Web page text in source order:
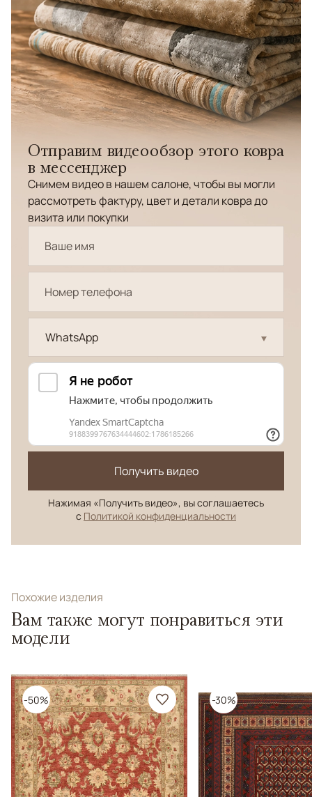
Отправим видеообзор этого ковра
в мессенджер
Снимем видео в нашем салоне, чтобы вы могли
рассмотреть фактуру, цвет и детали ковра до
визита или покупки
WhatsApp
Получить видео
Нажимая «Получить видео», вы соглашаетесь
с Политикой конфиденциальности
Похожие изделия
Вам также могут понравиться эти
модели
-50% -30%